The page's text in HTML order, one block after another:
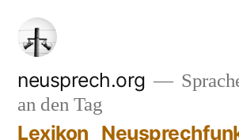
Zum
Inhalt
springen
neusprech.org
an den Tag
Lexikon